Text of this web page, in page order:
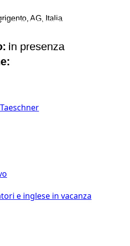
e inglese in vacanza
AG, Italia
In presenza